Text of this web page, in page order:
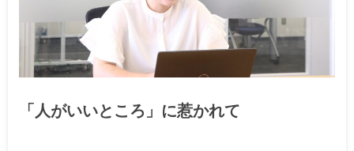
「人がいいところ」に惹かれて